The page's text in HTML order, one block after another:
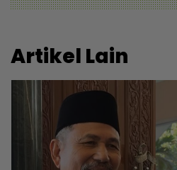
Artikel Lain